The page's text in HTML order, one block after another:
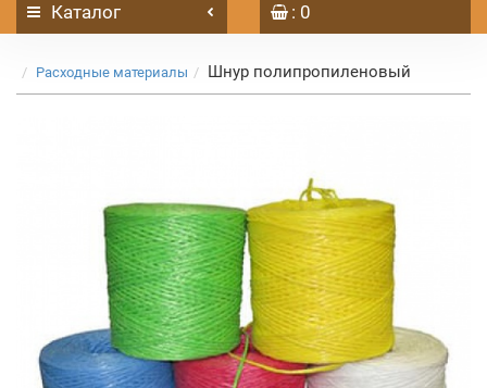
Каталог : 0
Расходные материалы Шнур полипропиленовый